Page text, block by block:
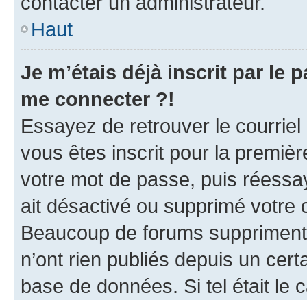
Haut
Je m’étais déjà inscrit par le
me connecter ?!
Essayez de retrouver le
vous êtes inscrit pour la
votre mot de passe, puis
ait désactivé ou supprimé votre
Beaucoup de forums
n’ont rien publiés depuis un
base de données. Si tel était le